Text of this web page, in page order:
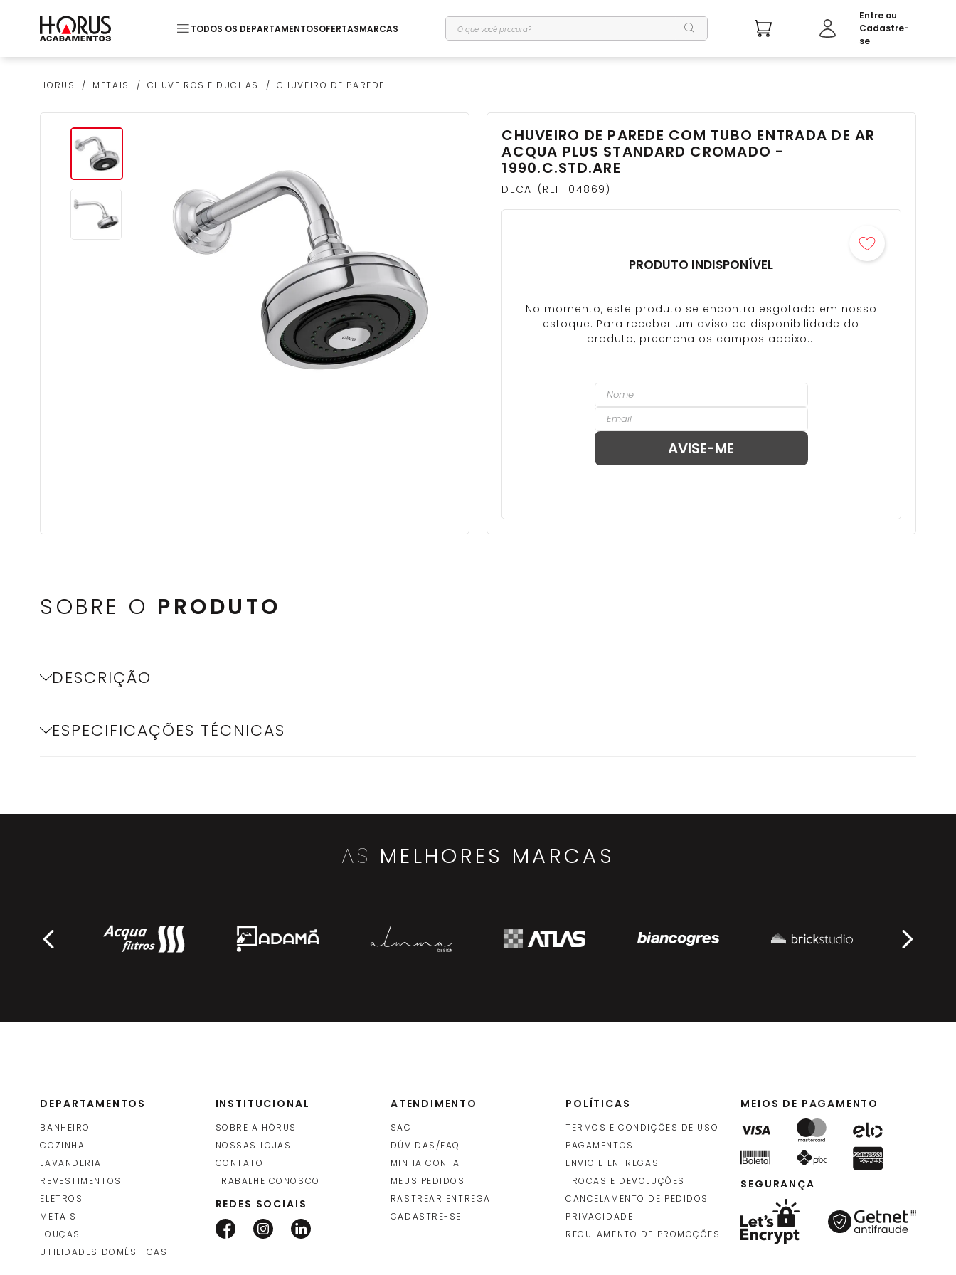
TODOS OS DEPARTAMENTOSOFERTASMARCAS O que você procura?
HORUS METAIS CHUVEIROS E DUCHAS CHUVEIRO DE PAREDE
CHUVEIRO DE PAREDE COM TUBO ENTRADA DE AR
ACQUA PLUS STANDARD CROMADO -
1990.C.STD.ARE
DECA REF: 04869
PRODUTO INDISPONÍVEL
SOBRE O PRODUTO
DESCRIÇÃO
ESPECIFICAÇÕES TÉCNICAS
AS MELHORES MARCAS
DEPARTAMENTOS
BANHEIRO
COZINHA
LAVANDERIA
REVESTIMENTOS
ELETROS
METAIS
LOUÇAS
UTILIDADES DOMÉSTICAS
INSTITUCIONAL
SOBRE A HÓRUS
NOSSAS LOJAS
CONTATO
TRABALHE CONOSCO
REDES SOCIAIS
ATENDIMENTO
SAC
DÚVIDAS/FAQ
MINHA CONTA
MEUS PEDIDOS
RASTREAR ENTREGA
CADASTRE-SE
POLÍTICAS
TERMOS E CONDIÇÕES DE USO
PAGAMENTOS
ENVIO E ENTREGAS
TROCAS E DEVOLUÇÕES
CANCELAMENTO DE PEDIDOS
PRIVACIDADE
REGULAMENTO DE PROMOÇÕES
MEIOS DE PAGAMENTO
SEGURANÇA